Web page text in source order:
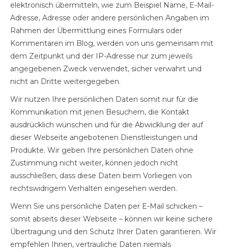
elektronisch übermitteln, wie zum Beispiel Name, E-Mail-
Adresse, Adresse oder andere persönlichen Angaben im
Rahmen der Übermittlung eines Formulars oder
Kommentaren im Blog, werden von uns gemeinsam mit
dem Zeitpunkt und der IP-Adresse nur zum jeweils
angegebenen Zweck verwendet, sicher verwahrt und
nicht an Dritte weitergegeben.
Wir nutzen Ihre persönlichen Daten somit nur für die
Kommunikation mit jenen Besuchern, die Kontakt
ausdrücklich wünschen und für die Abwicklung der auf
dieser Webseite angebotenen Dienstleistungen und
Produkte. Wir geben Ihre persönlichen Daten ohne
Zustimmung nicht weiter, können jedoch nicht
ausschließen, dass diese Daten beim Vorliegen von
rechtswidrigem Verhalten eingesehen werden.
Wenn Sie uns persönliche Daten per E-Mail schicken –
somit abseits dieser Webseite – können wir keine sichere
Übertragung und den Schutz Ihrer Daten garantieren. Wir
empfehlen Ihnen, vertrauliche Daten niemals